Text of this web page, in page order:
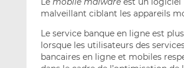
malveillant ciblant les appareils
Le service banque en ligne est
lorsque les utilisateurs des
bancaires en ligne et mobiles